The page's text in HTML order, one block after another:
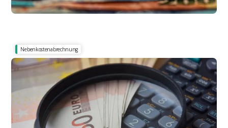
Nebenkostenabrechnung
Akzeptiere ich durch das Bezahlen?
Zahlung unter Vorbehalt: So wird es richtig
gemacht